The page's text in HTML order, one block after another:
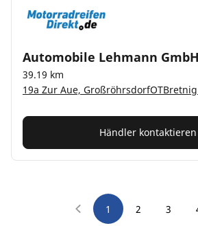
Automobile Lehmann GmbH
39.19 km
19a Zur Aue,
Händler kontaktieren
1 2 3